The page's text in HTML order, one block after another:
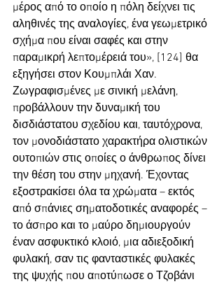
μέρος από το οποίο η πόλη δείχνει τις
αληθινές της αναλογίες, ένα γεωμετρικό
σχήμα που είναι σαφές και στην
παραμικρή λεπτομέρειά του», [124] θα
εξηγήσει στον Κουμπλάι Χαν.
Ζωγραφισμένες με σινική μελάνη,
προβάλλουν την δυναμική του
δισδιάστατου σχεδίου και, ταυτόχρονα,
τον μονοδιάστατο χαρακτήρα ολιστικών
ουτοπιών στις οποίες ο άνθρωπος δίνει
την θέση του στην μηχανή. Έχοντας
εξοστρακίσει όλα τα χρώματα – εκτός
από σπάνιες σηματοδοτικές αναφορές –
το άσπρο και το μαύρο δημιουργούν
έναν ασφυκτικό κλοιό, μια αδιεξοδική
φυλακή, σαν τις φανταστικές φυλακές
της ψυχής που αποτύπωσε ο Τζοβάνι